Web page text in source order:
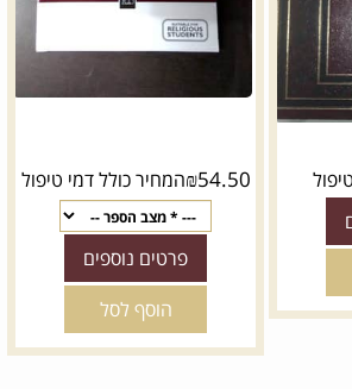
₪54.50 המחיר כולל דמי טיפול
פרטים נוספים
הוסף לסל